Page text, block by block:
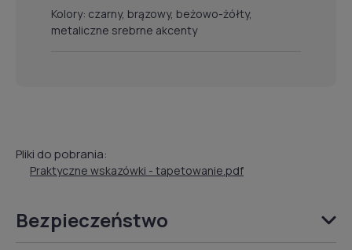
Kolory: czarny, brązowy, beżowo-żółty,
metaliczne srebrne akcenty
Pliki do pobrania:
Praktyczne wskazówki - tapetowanie.pdf
Bezpieczeństwo